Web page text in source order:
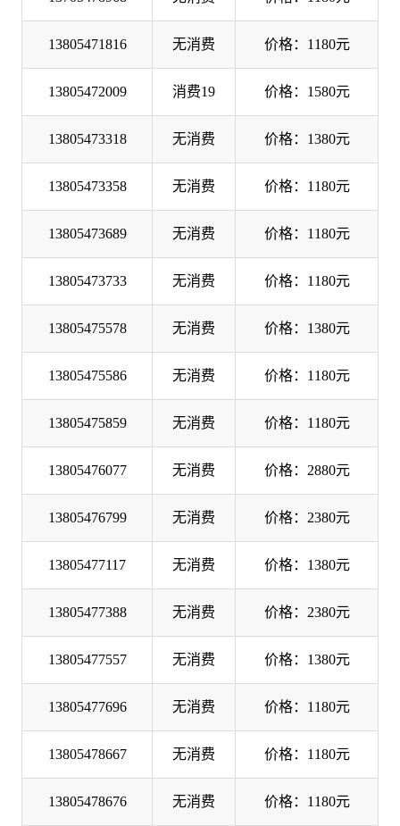
13805471816 无消费 价格：1180元
13805472009 消费19 价格：1580元
13805473318 无消费 价格：1380元
13805473358 无消费 价格：1180元
13805473689 无消费 价格：1180元
13805473733 无消费 价格：1180元
13805475578 无消费 价格：1380元
13805475586 无消费 价格：1180元
13805475859 无消费 价格：1180元
13805476077 无消费 价格：2880元
13805476799 无消费 价格：2380元
13805477117 无消费 价格：1380元
13805477388 无消费 价格：2380元
13805477557 无消费 价格：1380元
13805477696 无消费 价格：1180元
13805478667 无消费 价格：1180元
13805478676 无消费 价格：1180元